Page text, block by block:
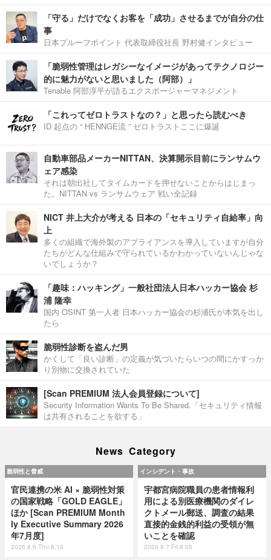
「守る」だけでなくお客を「成功」させるまでが自分の仕
事
日本プルーフポイント 代表取締役社長 野村健インタビュー
「脆弱性管理はレガシーなイメージがあってテクノロジー
的に魅力がないと思いました（阿部）」
Tenable 阿部淳平が語るエクスポージャーマネジメント
「これってゼロトラストなの？」と思ったら読むべき
ID 起点の “ HENNGE流 ” ゼロトラストここに爆誕
自動車部品メーカーNITTAN、決算開示目前にランサムウ
ェア感染
それは朝出社してタイムカードを押せないことからはじまっ
た。NITTAN vs ランサムウェア 戦い全記録
NICT 井上大介が考える 日本の「セキュリティ自給率」向
上
多くの組織で海外製のアプライアンスを導入していますが自分
たちがどんな仕組みで守られているかわかっていないんじゃな
いでしょうか？
「趣味：ハッキング」一般社団法人日本ハッカー協会 杉
浦 隆幸
国内 OSINT 第一人者 日本ハッカー協会の杉浦氏が本気を出し
たら
脆弱性診断を盗んだ男
かくして「良い診断」の定義が気づいたらいつの間にかすっか
り別物に交換されていた
[Scan PREMIUM 法人会員登録について]
Security Information Wants To Be Shared.「セキュリティ情報
は共有されることを欲する」
News Category
脆弱性と脅威
官民連携の米 AI × 脆弱性対策
の国家戦略「GOLD EAGLE」
ほか [Scan PREMIUM Month
ly Executive Summary 2026
年7月度]
2026.8.6 Thu 8:15
インシデント・事故
宇都宮病院職員の患者情報利
用による別医療機関のダイレ
クトメール郵送、調査の結果
直接的金銭的利益の受領が無
いことを確認
2026.8.7 Fri 8:05